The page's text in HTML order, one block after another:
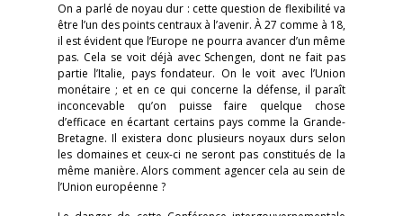
On a parlé de noyau dur : cette question de flexibilité va
être l’un des points centraux à l’avenir. À 27 comme à 18,
il est évident que l’Europe ne pourra avancer d’un même
pas. Cela se voit déjà avec Schengen, dont ne fait pas
partie l’Italie, pays fondateur. On le voit avec l’Union
monétaire ; et en ce qui concerne la défense, il paraît
inconcevable qu’on puisse faire quelque chose
d’efficace en écartant certains pays comme la Grande-
Bretagne. Il existera donc plusieurs noyaux durs selon
les domaines et ceux-ci ne seront pas constitués de la
même manière. Alors comment agencer cela au sein de
l’Union européenne ?